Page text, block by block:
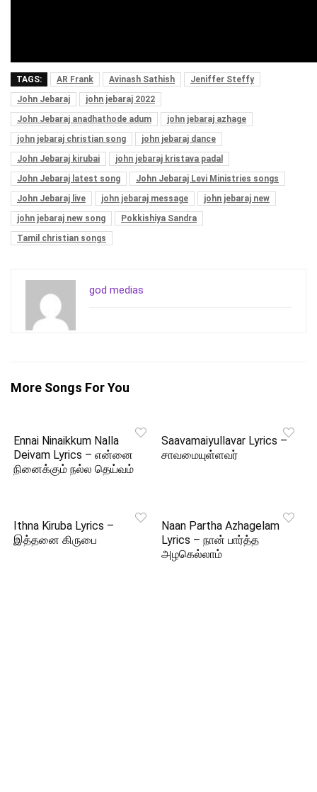
TAGS: AR Frank Avinash Sathish
Jeniffer Steffy
John Jebaraj
john jebaraj 2022
John Jebaraj anadhathode adum
john jebaraj azhage
john jebaraj christian song
john jebaraj dance
John Jebaraj kirubai
john jebaraj kristava padal
John Jebaraj latest song
John Jebaraj Levi Ministries songs
John Jebaraj live
john jebaraj message
john jebaraj new
john jebaraj new song
Pokkishiya Sandra
Tamil christian songs
god medias
More Songs For You
Ennai Ninaikkum Nalla
Deivam Lyrics – என்னை
நினைக்கும் நல்ல தெய்வம்
Saavamaiyullavar Lyrics –
சாவமையுள்ளவர்
Ithna Kiruba Lyrics –
இத்தனை கிருபை
Naan Partha Azhagelam
Lyrics – நான் பார்த்த
அழகெல்லாம்